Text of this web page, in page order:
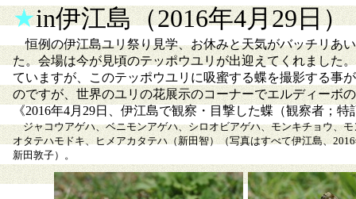
★in伊江島（2016年4月29日）
恒例の伊江島ユリ祭り見学、お休みと天気がバッチリあ
た。会場は今が見頃のテッポウユリが出迎えてくれました
ていますが、このテッポウユリに吸蜜する蝶を撮影する事
のですが、世界のユリの花展示のコーナーでエルディーボ
《2016年4月29日、伊江島で観察・目撃した蝶（観察者；
ジャコウアゲハ、ベニモンアゲハ、シロオビアゲハ、モンキチョウ、
オタテハモドキ、ヒメアカタテハ（新田智）（写真はすべて伊江島、
新田敦子）。